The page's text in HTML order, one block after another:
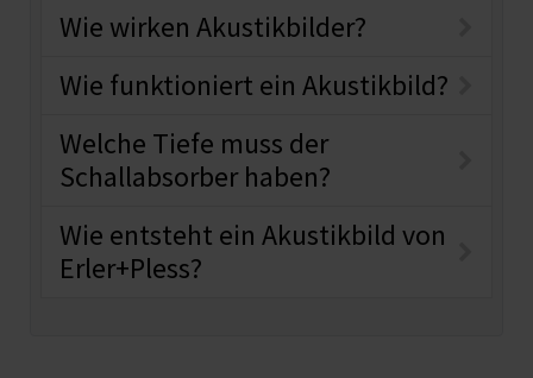
Wie wirken Akustikbilder?
Wie funktioniert ein Akustikbild?
Welche Tiefe muss der
Schallabsorber haben?
Wie entsteht ein Akustikbild von
Erler+Pless?